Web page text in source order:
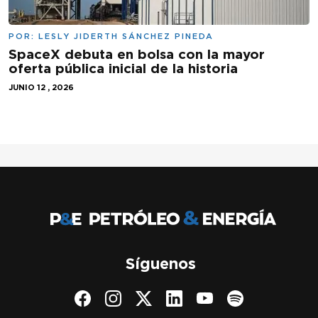
POR: LESLY JIDERTH SÁNCHEZ PINEDA
SpaceX debuta en bolsa con la mayor
oferta pública inicial de la historia
JUNIO 12 , 2026
Síguenos